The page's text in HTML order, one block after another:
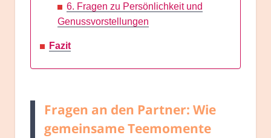
6. Fragen zu Persönlichkeit und
Genussvorstellungen
Fazit
Fragen an den Partner: Wie
gemeinsame Teemomente